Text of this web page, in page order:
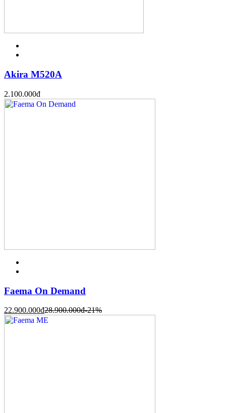
Akira M520A
2.100.000đ
Faema On Demand
22.900.000đ28.900.000đ-21%